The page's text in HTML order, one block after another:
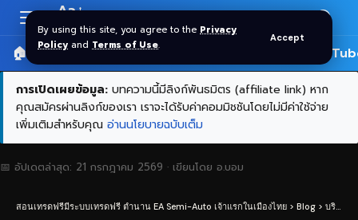
By using this site, you agree to the Privacy
Policy and Terms of Use.
Accept
Resizer
Aa
🏠 หน้าแรก ราคาทอง SPDR 🎬
การเปิดเผยข้อมูล: บทความนี้มีลิงก์พันธมิตร (affiliate link) หาก
คุณสมัครผ่านลิงก์ของเรา เราจะได้รับค่าคอมมิชชันโดยไม่มีค่าใช้จ่าย
เพิ่มเติมสำหรับคุณ อ่านนโยบายฉบับเต็ม
📅 อัปเดตล่าสุด: 21 กรกฎาคม 2569 · เขียนโดย อ.บอม
สอนเทรดฟรีมีระบบเทรดฟรี ตำนาน EA Semi-Auto เจ้าแรกในเมืองไทย > Blog > บริหารความเสี่ยง